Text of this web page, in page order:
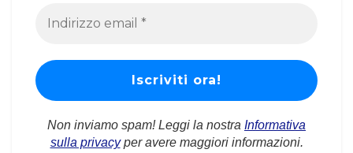
Non inviamo spam! Leggi la nostra Informativa
sulla privacyper avere maggiori informazioni.